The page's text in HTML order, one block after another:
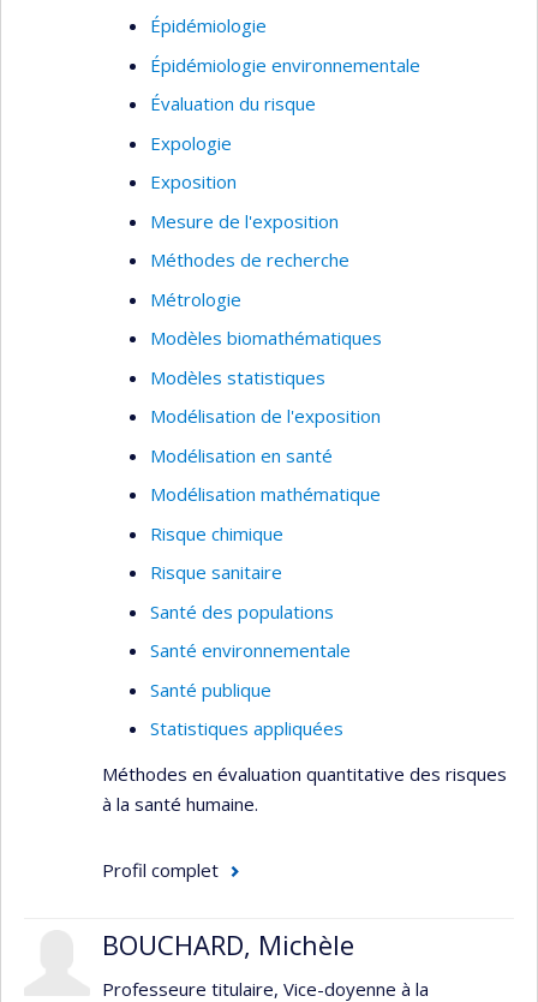
Épidémiologie
Épidémiologie environnementale
Évaluation du risque
Expologie
Exposition
Mesure de l'exposition
Méthodes de recherche
Métrologie
Modèles biomathématiques
Modèles statistiques
Modélisation de l'exposition
Modélisation en santé
Modélisation mathématique
Risque chimique
Risque sanitaire
Santé des populations
Santé environnementale
Santé publique
Statistiques appliquées
Méthodes en évaluation quantitative des risques
à la santé humaine.
Profil complet
BOUCHARD, Michèle
Professeure titulaire, Vice-doyenne à la